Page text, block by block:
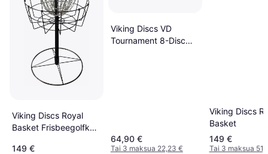
Viking Discs Royal
Basket Frisbeegolfkori
149 €
Viking Discs VD
Tournament 8-Disc
64,90 €
Tai 3 maksua 22,23 €
Viking Discs
Basket
149 €
Tai 3 maksua